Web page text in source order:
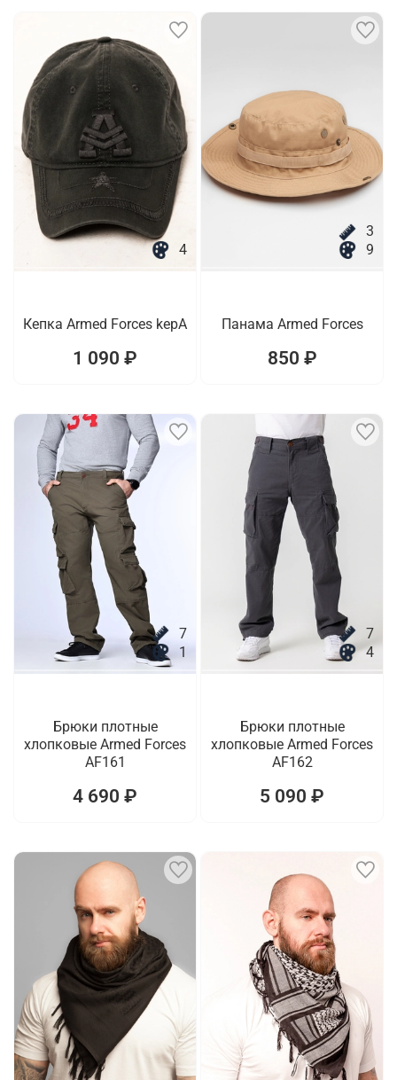
4
Кепка Armed Forces kepA
1 090 ₽
3
9
Панама Armed Forces
850 ₽
7
1
Брюки плотные
хлопковые Armed Forces
AF161
4 690 ₽
7
4
Брюки плотные
хлопковые Armed Forces
AF162
5 090 ₽